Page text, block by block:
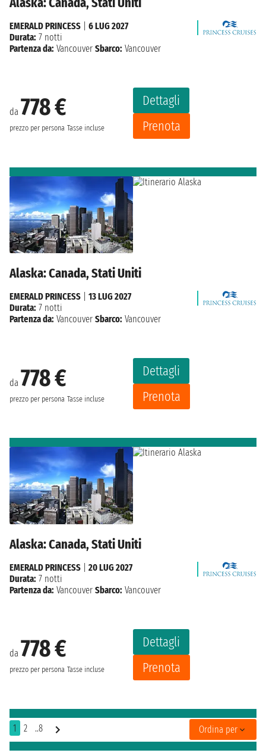
da 778 €
prezzo per persona Tasse incluse
Dettagli
Prenota
EMERALD PRINCESS
6 LUG 2027
Durata: 7 notti
Partenza da: Vancouver Sbarco: Vancouver
Alaska: Canada, Stati Uniti
da 778 €
prezzo per persona Tasse incluse
Dettagli
Prenota
EMERALD PRINCESS
13 LUG 2027
Durata: 7 notti
Partenza da: Vancouver Sbarco: Vancouver
Alaska: Canada, Stati Uniti
da 778 €
prezzo per persona Tasse incluse
Dettagli
Prenota
EMERALD PRINCESS
20 LUG 2027
Durata: 7 notti
Partenza da: Vancouver Sbarco: Vancouver
1 2 ..8 Ordina per